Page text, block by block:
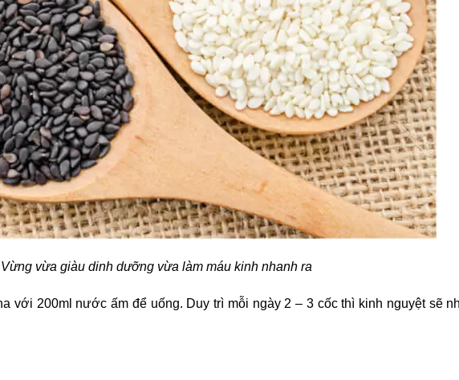
Vừng vừa giàu dinh dưỡng vừa làm máu kinh nhanh ra
với 200ml nước ấm để uống. Duy trì mỗi ngày 2 – 3 cốc thì kinh nguyệt sẽ